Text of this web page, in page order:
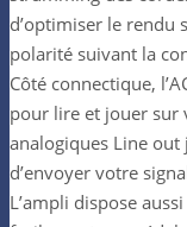
d’optimiser le rendu
polarité suivant la
Côté connectique,
pour lire et jouer sur
analogiques Line out
d’envoyer votre
L’ampli dispose